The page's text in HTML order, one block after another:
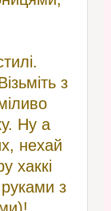
з
Ну а
нехай
хаккі
з